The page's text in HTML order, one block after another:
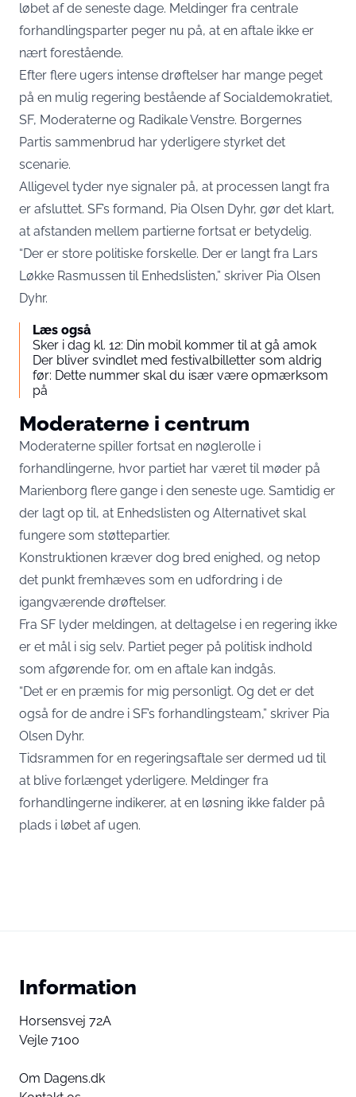
løbet af de seneste dage. Meldinger fra centrale
forhandlingsparter peger nu på, at en aftale ikke er
nært forestående.
Efter flere ugers intense drøftelser har mange peget
på en mulig regering bestående af Socialdemokratiet,
SF, Moderaterne og Radikale Venstre. Borgernes
Partis sammenbrud har yderligere styrket det
scenarie.
Alligevel tyder nye signaler på, at processen langt fra
er afsluttet. SF’s formand, Pia Olsen Dyhr, gør det klart,
at afstanden mellem partierne fortsat er betydelig.
“Der er store politiske forskelle. Der er langt fra Lars
Løkke Rasmussen til Enhedslisten,” skriver Pia Olsen
Dyhr.
Læs også
Sker i dag kl. 12: Din mobil kommer til at gå amok
Der bliver svindlet med festivalbilletter som aldrig
før: Dette nummer skal du især være opmærksom
på
Moderaterne i centrum
Moderaterne spiller fortsat en nøglerolle i
forhandlingerne, hvor partiet har været til møder på
Marienborg flere gange i den seneste uge. Samtidig er
der lagt op til, at Enhedslisten og Alternativet skal
fungere som støttepartier.
Konstruktionen kræver dog bred enighed, og netop
det punkt fremhæves som en udfordring i de
igangværende drøftelser.
Fra SF lyder meldingen, at deltagelse i en regering ikke
er et mål i sig selv. Partiet peger på politisk indhold
som afgørende for, om en aftale kan indgås.
“Det er en præmis for mig personligt. Og det er det
også for de andre i SF’s forhandlingsteam,” skriver Pia
Olsen Dyhr.
Tidsrammen for en regeringsaftale ser dermed ud til
at blive forlænget yderligere. Meldinger fra
forhandlingerne indikerer, at en løsning ikke falder på
plads i løbet af ugen.
Information
Horsensvej 72A
Vejle 7100
Om Dagens.dk